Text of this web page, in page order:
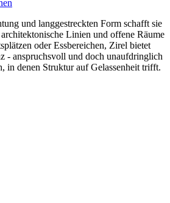
und langgestreckten Form schafft sie
Linien und offene Räume
oder Essbereichen, Zirel bietet
- anspruchsvoll und doch unaufdringlich
in denen Struktur auf Gelassenheit trifft.